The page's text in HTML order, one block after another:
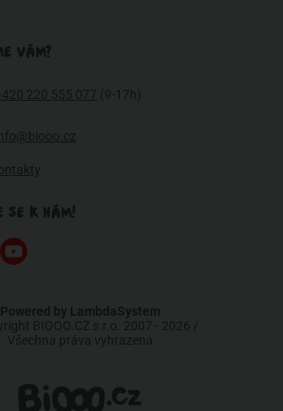
VÁM?
220 555 077 (9-17h)
SE K NÁM!
Powered by LambdaSystem
BIOOO.CZ s.r.o. 2007 - 2026 /
Všechna práva vyhrazena